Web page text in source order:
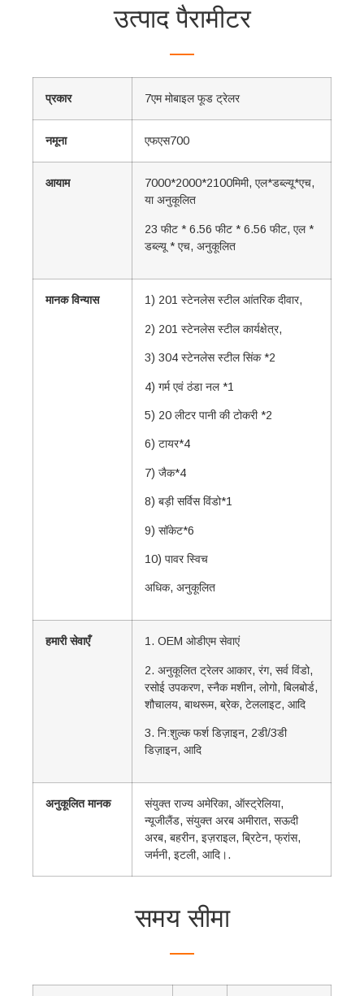
उत्पाद पैरामीटर
प्रकार 7एम मोबाइल फूड ट्रेलर
नमूना एफएस700
आयाम
7000*2000*2100मिमी, एल*डब्ल्यू*एच, ​​
या अनुकूलित
23 फीट * 6.56 फीट * 6.56 फीट, एल *
डब्ल्यू * एच, अनुकूलित
मानक विन्यास 1) 201 स्टेनलेस स्टील आंतरिक दीवार,
2) 201 स्टेनलेस स्टील कार्यक्षेत्र,
3) 304 स्टेनलेस स्टील सिंक *2
4) गर्म एवं ठंडा नल *1
5) 20 लीटर पानी की टोकरी *2
6) टायर*4
7) जैक*4
8) बड़ी सर्विस विंडो*1
9) सॉकेट*6
10) पावर स्विच
अधिक, अनुकूलित
हमारी सेवाएँ 1. OEM ओडीएम सेवाएं
2. अनुकूलित ट्रेलर आकार, रंग, सर्व विंडो,
रसोई उपकरण, स्नैक मशीन, लोगो, बिलबोर्ड,
शौचालय, बाथरूम, ब्रेक, टेललाइट, आदि
3. नि:शुल्क फर्श डिज़ाइन, 2डी/3डी
डिज़ाइन, आदि
अनुकूलित मानक
संयुक्त राज्य अमेरिका, ऑस्ट्रेलिया,
न्यूजीलैंड, संयुक्त अरब अमीरात, सऊदी
अरब, बहरीन, इज़राइल, ब्रिटेन, फ्रांस,
जर्मनी, इटली, आदि।.
समय सीमा